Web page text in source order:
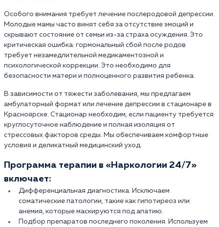
Особого внимания требует лечение послеродовой депрессии.
Молодые мамы часто винят себя за отсутствие эмоций и
скрывают состояние от семьи из-за страха осуждения. Это
критическая ошибка: гормональный сбой после родов
требует незамедлительной медикаментозной и
психологической коррекции. Это необходимо для
безопасности матери и полноценного развития ребенка.
В зависимости от тяжести заболевания, мы предлагаем
амбулаторный формат или лечение депрессии в стационаре в
Красноярске. Стационар необходим, если пациенту требуется
круглосуточное наблюдение и полная изоляция от
стрессовых факторов среды. Мы обеспечиваем комфортные
условия и деликатный медицинский уход.
Программа терапии в «Наркологии 24/7»
включает:
Дифференциальная диагностика. Исключаем
соматические патологии, такие как гипотиреоз или
анемия, которые маскируются под апатию.
Подбор препаратов последнего поколения. Используем